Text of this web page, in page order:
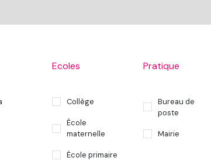
Ecoles
Collège
École
maternelle
École primaire
Pratique
Bureau de
poste
Mairie